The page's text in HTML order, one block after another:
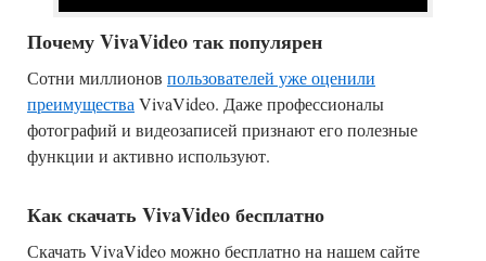
Почему VivaVideo так популярен
Сотни миллионов пользователей уже оценили
преимущества VivaVideo. Даже профессионалы
фотографий и видеозаписей признают его полезные
функции и активно используют.
Как скачать VivaVideo бесплатно
Скачать VivaVideo можно бесплатно на нашем сайте